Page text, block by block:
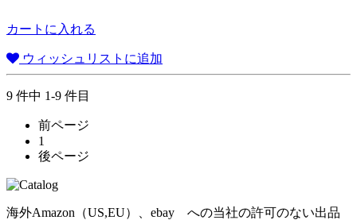
カートに入れる
ウィッシュリストに追加
9 件中 1-9 件目
前ページ
1
後ページ
海外Amazon（US,EU）、ebay への当社の許可のない出品